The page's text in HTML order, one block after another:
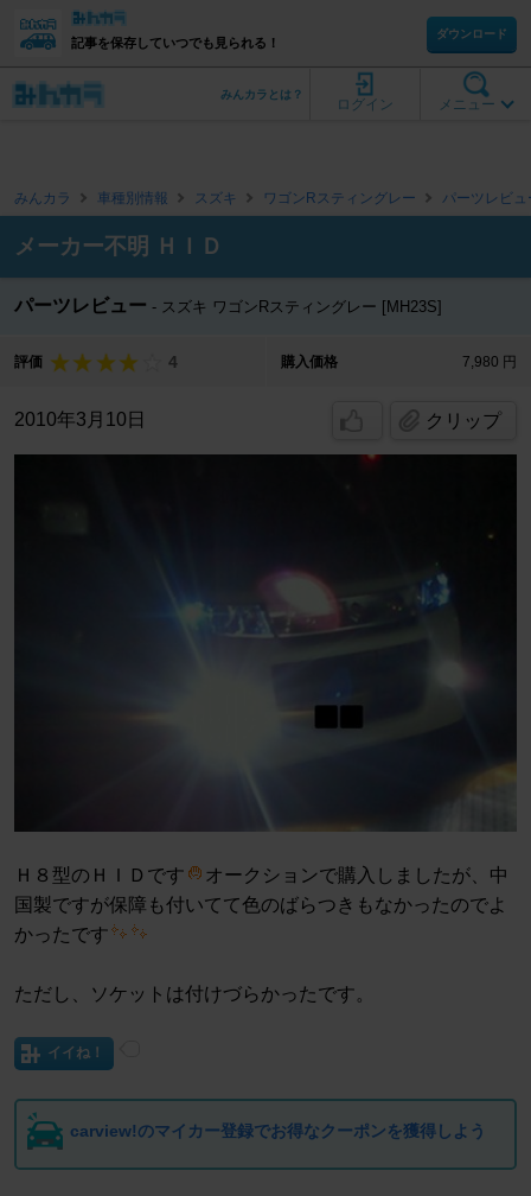
記事を保存していつでも見られる！
ダウンロード
メニュー
ログイン
みんカラとは？
みんカラ 車種別情報 スズキ ワゴンRスティングレー パーツレビュ
メーカー不明 ＨＩＤ
パーツレビュー スズキ ワゴンRスティングレー [MH23S]
評価 4 購入価格 7,980 円
2010年3月10日 クリップ
Ｈ８型のＨＩＤです
オークションで購入しましたが、中
国製ですが保障も付いてて色のばらつきもなかったのでよ
かったです
ただし、ソケットは付けづらかったです。
イイね！
carview!のマイカー登録でお得なクーポンを獲得しよう